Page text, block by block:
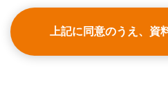
上記に同意のうえ、資